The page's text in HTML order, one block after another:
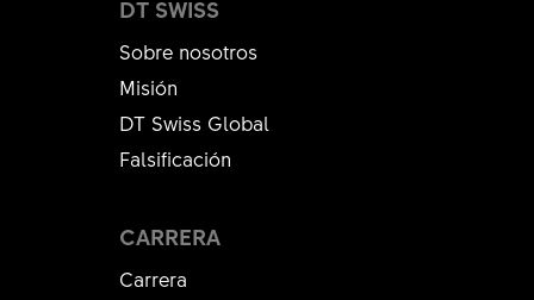
DT SWISS
Sobre nosotros
Misión
DT Swiss Global
Falsificación
CARRERA
Carrera